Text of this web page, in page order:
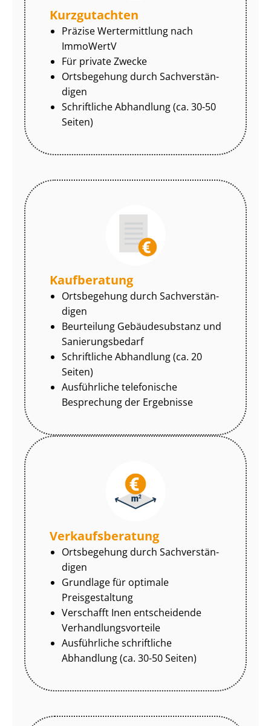
Kurzgutachten
Präzise Wertermittlung nach
ImmoWertV
Für private Zwecke
Ortsbegehung durch Sach­ver­stän­
di­gen
Schriftliche Abhandlung (ca. 30-50
Seiten)
Kaufberatung
Ortsbegehung durch Sach­ver­stän­
di­gen
Beurteilung Gebäudesubstanz und
Sa­nie­rungs­be­darf
Schriftliche Abhandlung (ca. 20
Seiten)
Ausführliche telefonische
Besprechung der Ergebnisse
Ver­kaufs­be­ra­tung
Ortsbegehung durch Sach­ver­stän­
di­gen
Grundlage für optimale
Preisgestaltung
Verschafft Inen entscheidende
Ver­hand­lungs­vor­tei­le
Ausführliche schriftliche
Abhandlung (ca. 30-50 Seiten)